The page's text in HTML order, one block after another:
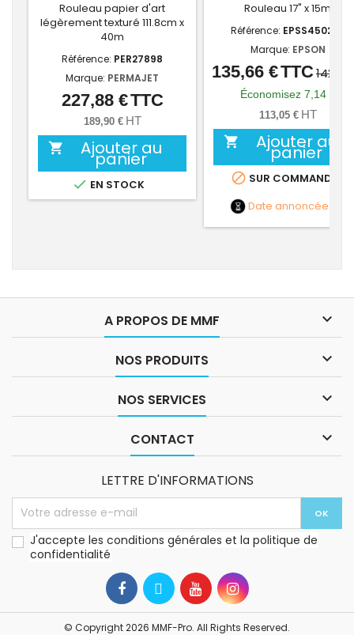
Rouleau papier d'art
légèrement texturé 111.8cm x
40m
Référence: PER27898
Marque: PERMAJET
Prix
227,88 €TTC
189,90 € HT
 Ajouter au
panier
 EN STOCK
Rouleau 17" x 15m
Référence: EPSS450263
Marque: EPSON
Prix
Prix
de
base
135,66 €TTC
Économisez 7,14 €
113,05 € HT
 Ajouter au
panier
 SUR COMMANDE
Date annoncée
A PROPOS DE MMF 
NOS PRODUITS 
NOS SERVICES 
CONTACT 
LETTRE D'INFORMATIONS
J'accepte les conditions générales et la politique de
confidentialité
© Copyright 2026 MMF-Pro. All Rights Reserved.